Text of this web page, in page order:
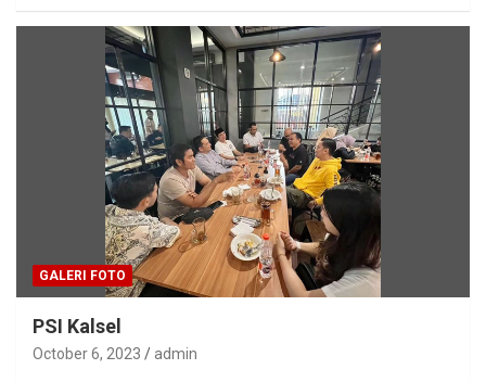
GALERI FOTO
PSI Kalsel
October 6, 2023 admin